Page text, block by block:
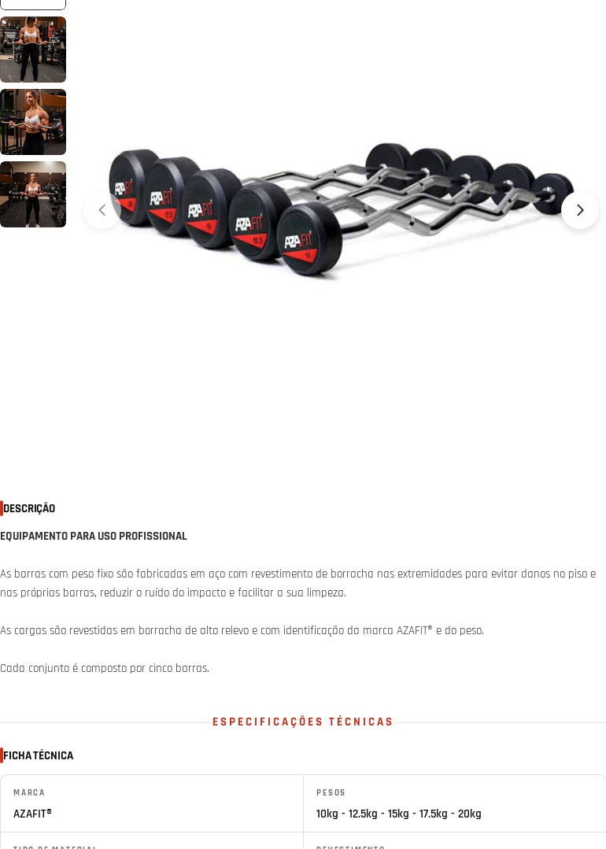
Abrir media 0 em modal
DESCRIÇÃO
EQUIPAMENTO PARA USO PROFISSIONAL
As barras com peso fixo são fabricadas em aço com revestimento de borracha nas extremidades para evitar danos no piso e
nas próprias barras, reduzir o ruído do impacto e facilitar a sua limpeza.
As cargas são revestidas em borracha de alto relevo e com identificação da marca AZAFIT® e do peso.
Cada conjunto é composto por cinco barras.
ESPECIFICAÇÕES TÉCNICAS
FICHA TÉCNICA
MARCA
AZAFIT®
PESOS
10kg - 12.5kg - 15kg - 17.5kg - 20kg